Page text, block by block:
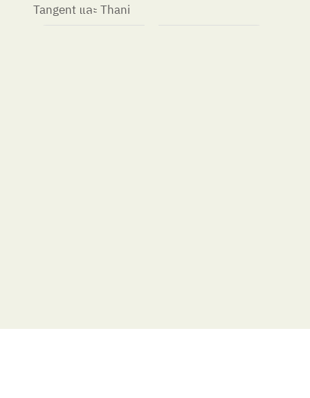
Tangent และ Thani